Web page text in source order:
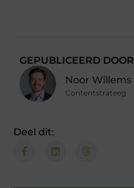
GEPUBLICEERD DOOR
Noor Willems
Contentstrateeg
Deel dit: